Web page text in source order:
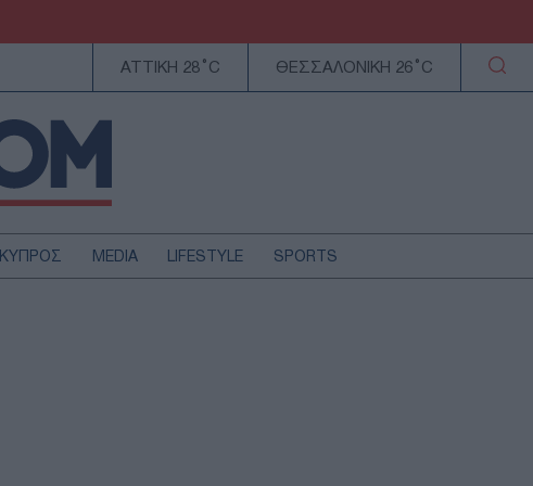
ΑΤΤΙΚΗ 28°C ΘΕΣΣΑΛΟΝΙΚΗ 26°C
ΚΥΠΡΟΣ MEDIA LIFESTYLE SPORTS